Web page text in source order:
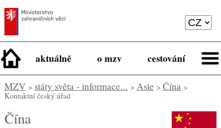
aktuálně o mzv cestování
MZV> státy světa - informace... > Asie > Čína>
Kontaktní český úřad
Čína